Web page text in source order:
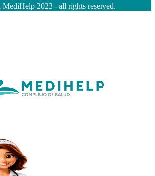
2023 - all rights reserved.